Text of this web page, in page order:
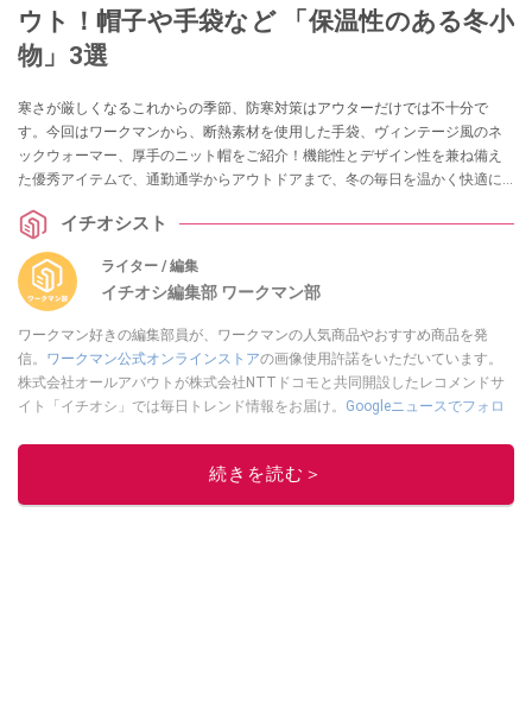
ウト！帽子や手袋など 「保温性のある冬小
物」3選
寒さが厳しくなるこれからの季節、防寒対策はアウターだけでは不十分で
す。今回はワークマンから、断熱素材を使用した手袋、ヴィンテージ風のネ
ックウォーマー、厚手のニット帽をご紹介！機能性とデザイン性を兼ね備え
た優秀アイテムで、通勤通学からアウトドアまで、冬の毎日を温かく快適に
イチオシスト
ライター / 編集
イチオシ編集部 ワークマン部
ワークマン好きの編集部員が、ワークマンの人気商品やおすすめ商品を発
信。 ワークマン公式オンラインストアの画像使用許諾をいただいています。
株式会社オールアバウトが株式会社NTTドコモと共同開設したレコメンドサ
イト「イチオシ」では毎日トレンド情報をお届け。 Googleニュースでフォロ
このイチオシストの他の記事を読む
続きを読む＞